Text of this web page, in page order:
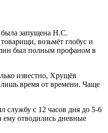
была запущена Н.С.
возьмёт глобус и
был полным профаном в
известно, Хрущёв
время от времени. Чаще
службу с 12 часов дня до 5-6
ему отводились дневные